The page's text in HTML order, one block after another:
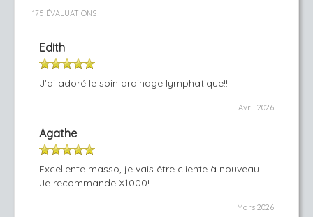
175 ÉVALUATIONS
Edith
J’ai adoré le soin drainage lymphatique!!
Avril 2026
Agathe
Excellente masso, je vais être cliente à nouveau.
Je recommande X1000!
Mars 2026